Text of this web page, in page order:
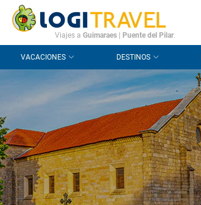
CONTACTO PREGUNTAS FRECUENTES
Viajes a Guimaraes Puente del Pilar.
VACACIONES DESTINOS